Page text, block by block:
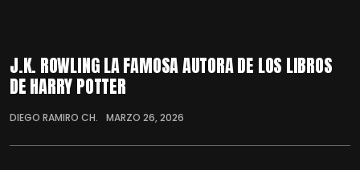
J.K. ROWLING LA FAMOSA AUTORA DE LOS LIBROS
DE HARRY POTTER
DIEGO RAMIRO CH. MARZO 26, 2026